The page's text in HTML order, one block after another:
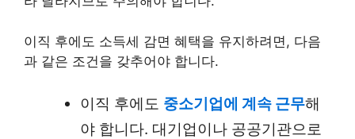
이직 후에도 소득세 감면 혜택을 유지하려면, 다음
과 같은 조건을 갖추어야 합니다.
이직 후에도 중소기업에 계속 근무해
야 합니다. 대기업이나 공공기관으로